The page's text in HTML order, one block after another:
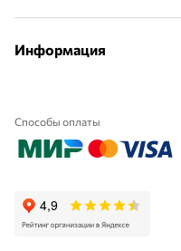
Информация
Способы оплаты